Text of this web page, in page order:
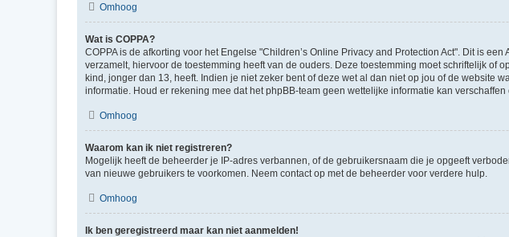
Omhoog
Wat is COPPA?
COPPA is de afkorting voor het Engelse "Children’s Online Privacy and Protection Act". Dit is
verzamelt, hiervoor de toestemming heeft van de ouders. Deze toestemming moet schriftelijk
kind, jonger dan 13, heeft. Indien je niet zeker bent of deze wet al dan niet op jou of de website
informatie. Houd er rekening mee dat het phpBB-team geen wettelijke informatie kan
Omhoog
Waarom kan ik niet registreren?
Mogelijk heeft de beheerder je IP-adres verbannen, of de gebruikersnaam die je opgeeft
van nieuwe gebruikers te voorkomen. Neem contact op met de beheerder voor verdere hulp.
Omhoog
Ik ben geregistreerd maar kan niet aanmelden!